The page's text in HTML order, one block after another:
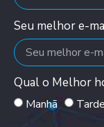
Seu melhor e-
Qual o Melhor
Manhã Tarde